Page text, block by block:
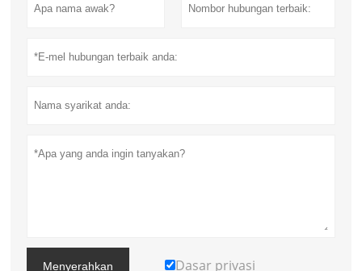
Menyerahkan Dasar privasi